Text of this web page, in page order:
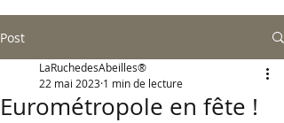
Post
Eurométropole en fête !
LaRuchedesAbeilles®
22 mai 2023 1 min de lecture